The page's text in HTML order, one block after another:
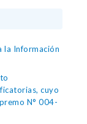
la Información
cuyo
N° 004-